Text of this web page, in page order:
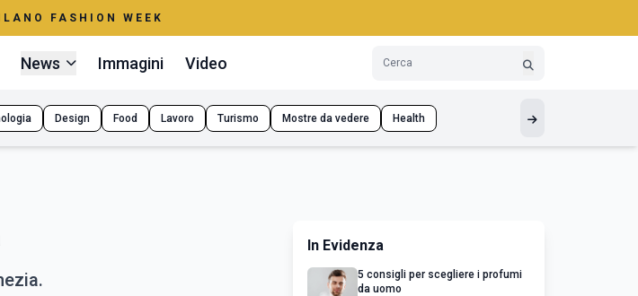
FASHION WEEK
News Immagini Video
Design Food Lavoro Turismo Mostre da vedere Health
In Evidenza
5 consigli per scegliere i profumi
da uomo